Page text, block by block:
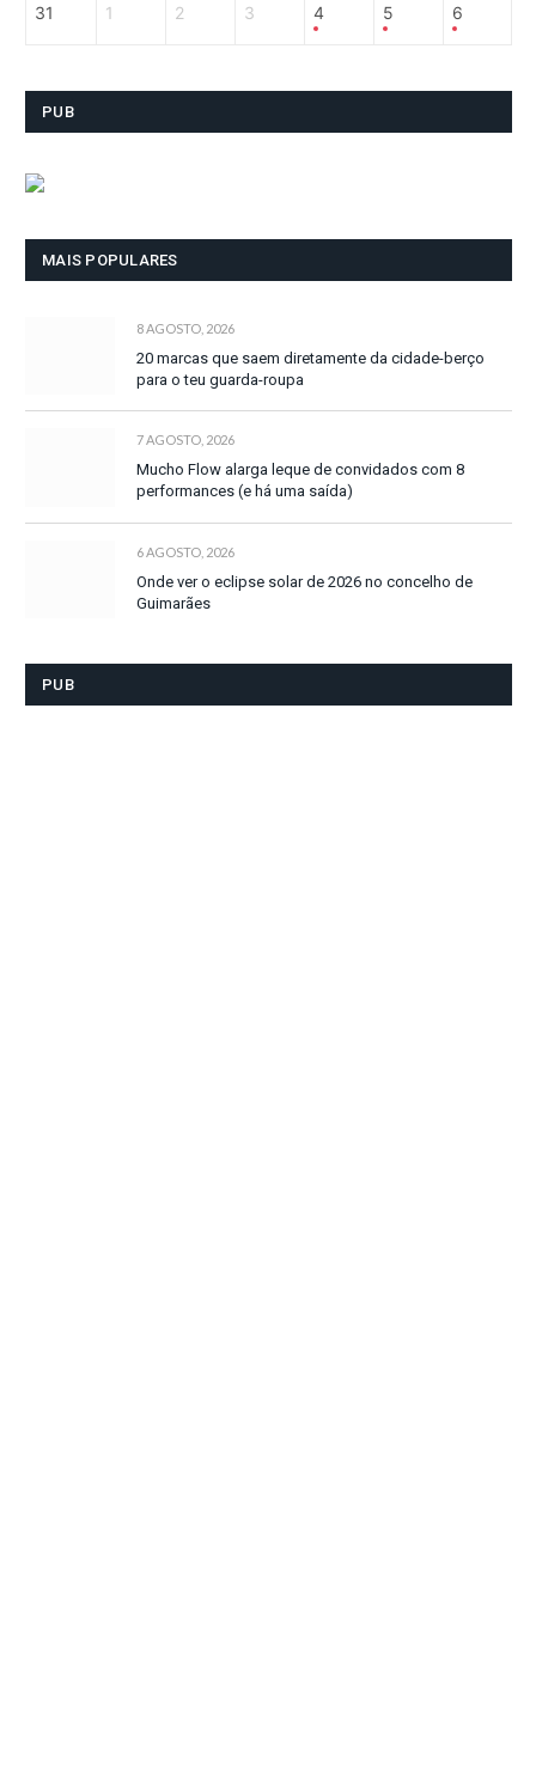
31 1 2 3 4 5 6
PUB
MAIS POPULARES
8 AGOSTO, 2026
20 marcas que saem diretamente da cidade-berço
para o teu guarda-roupa
7 AGOSTO, 2026
Mucho Flow alarga leque de convidados com 8
performances (e há uma saída)
6 AGOSTO, 2026
Onde ver o eclipse solar de 2026 no concelho de
Guimarães
PUB